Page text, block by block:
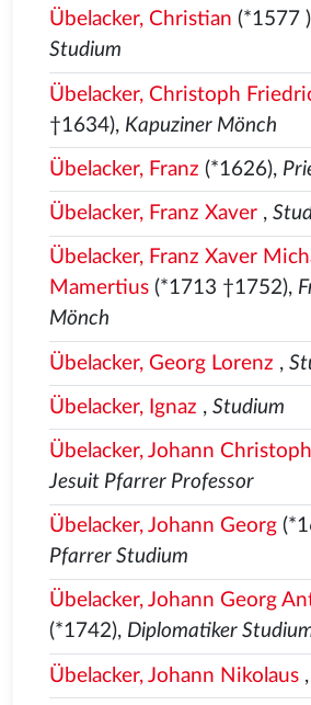
Übelacker, Christian (*1577
Studium
Übelacker, Christoph
†1634), Kapuziner Mönch
Übelacker, Franz (*1626),
Übelacker, Franz Xaver,
Übelacker, Franz Xaver
Mamertius(*1713 †1752),
Mönch
Übelacker, Georg Lorenz ,
Übelacker, Ignaz , Studium
Übelacker, Johann Christoph
Jesuit Pfarrer Professor
Übelacker, Johann Georg
Pfarrer Studium
Übelacker, Johann Georg
(*1742), Diplomatiker
Übelacker, Johann Nikolaus,